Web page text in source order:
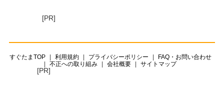
[PR]
すぐたまTOP 利用規約 プライバシーポリシー
FAQ・お問い合わせ
不正への取り組み
会社概要 サイトマップ
[PR]